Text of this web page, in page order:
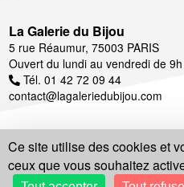
La Galerie du Bijou
5 rue Réaumur, 75003 PARIS
Ouvert du lundi au vendredi de
Tél. 01 42 72 09 44
contact@lagaleriedubijou.com
Suivez
Ce site utilise des cookies et
ceux que vous souhaitez